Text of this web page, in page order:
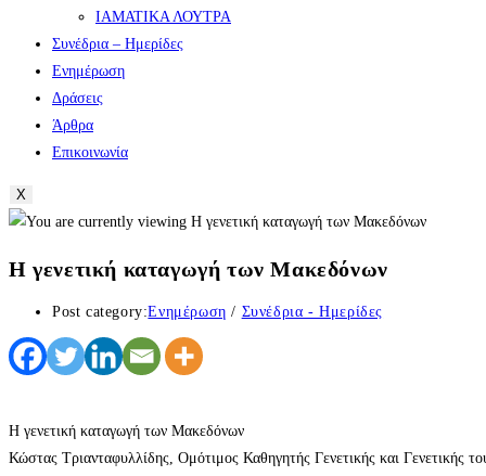
ΙΑΜΑΤΙΚΑ ΛΟΥΤΡΑ
Συνέδρια – Ημερίδες
Ενημέρωση
Δράσεις
Άρθρα
Επικοινωνία
X
Η γενετική καταγωγή των Μακεδόνων
Post category:Ενημέρωση / Συνέδρια - Ημερίδες
Η γενετική καταγωγή των Μακεδόνων
Κώστας Τριανταφυλλίδης, Ομότιμος Καθηγητής Γενετικής και